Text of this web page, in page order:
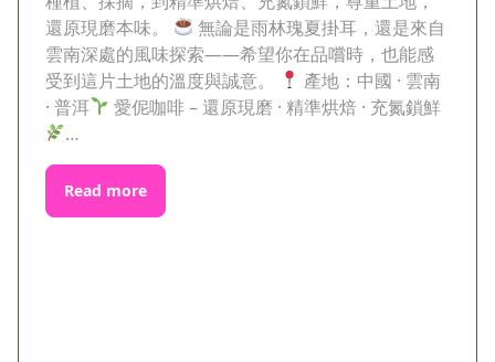
還原現磨本味。
無論是雨林瑰夏掛耳，還是來自
雲南深處的風味探索——希望你在品嚐時，也能感
受到這片土地的溫度與誠意。
產地：中國 · 雲南
· 普洱
愛伲咖啡 – 還原現磨 · 精準烘焙 · 充氮鎖鮮
…
Read more